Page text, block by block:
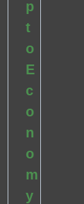
p
t
o
E
c
o
n
o
m
y